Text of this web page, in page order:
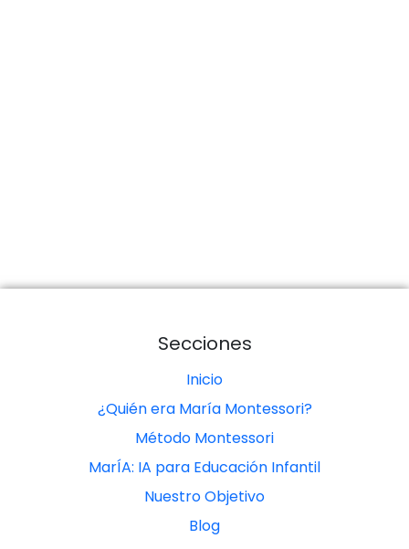
Secciones
Inicio
¿Quién era María Montessori?
Método Montessori
MarÍA: IA para Educación Infantil
Nuestro Objetivo
Blog